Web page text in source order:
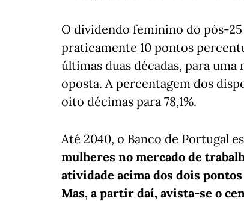
O dividendo feminino do pós-
praticamente 10 pontos
últimas duas décadas, para uma
oposta. A percentagem dos
oito décimas para 78,1%.
Até 2040, o Banco de Portugal
mulheres no mercado de
atividade acima dos dois
Mas, a partir daí, avista-se o